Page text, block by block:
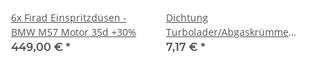
6x Firad Einspritzdüsen -
BMW M57 Motor 35d +30%
449,00 € *
Dichtung
Turbolader/Abgaskrümmer
0,5mm Edelstahl V2A - BMW
7,17 € *